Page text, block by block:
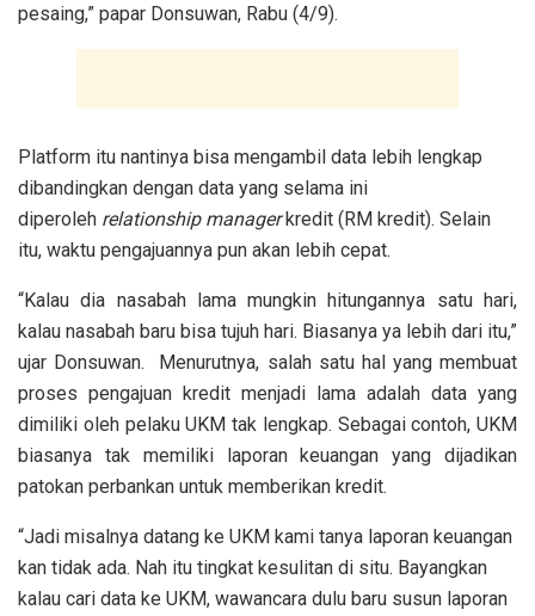
pesaing,” papar Donsuwan, Rabu (4/9).
Platform itu nantinya bisa mengambil data lebih lengkap
dibandingkan dengan data yang selama ini
diperoleh relationship managerkredit (RM kredit). Selain
itu, waktu pengajuannya pun akan lebih cepat.
“Kalau dia nasabah lama mungkin hitungannya satu hari,
kalau nasabah baru bisa tujuh hari. Biasanya ya lebih dari itu,”
ujar Donsuwan. Menurutnya, salah satu hal yang membuat
proses pengajuan kredit menjadi lama adalah data yang
dimiliki oleh pelaku UKM tak lengkap. Sebagai contoh, UKM
biasanya tak memiliki laporan keuangan yang dijadikan
patokan perbankan untuk memberikan kredit.
“Jadi misalnya datang ke UKM kami tanya laporan keuangan
kan tidak ada. Nah itu tingkat kesulitan di situ. Bayangkan
kalau cari data ke UKM, wawancara dulu baru susun laporan